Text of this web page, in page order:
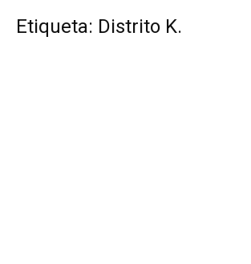
Etiqueta: Distrito K.